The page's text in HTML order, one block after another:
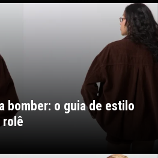
bomber: o guia de estilo